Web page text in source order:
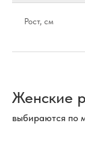
Рост, см
Женские
выбираются по